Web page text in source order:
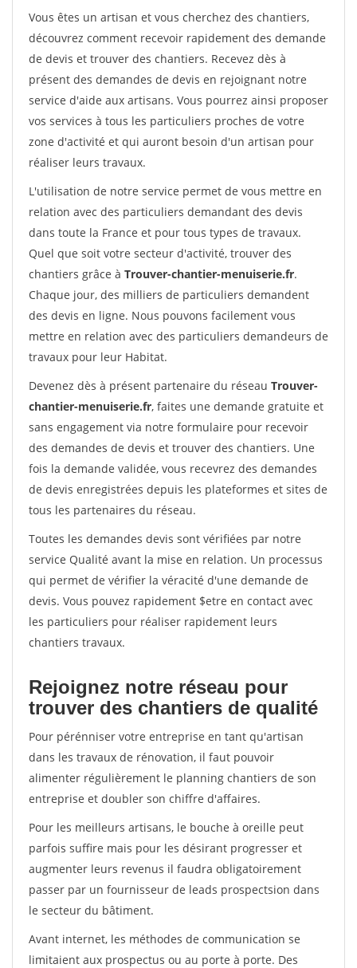
Vous êtes un artisan et vous cherchez des chantiers,
découvrez comment recevoir rapidement des demande
de devis et trouver des chantiers. Recevez dès à
présent des demandes de devis en rejoignant notre
service d'aide aux artisans. Vous pourrez ainsi proposer
vos services à tous les particuliers proches de votre
zone d'activité et qui auront besoin d'un artisan pour
réaliser leurs travaux.
L'utilisation de notre service permet de vous mettre en
relation avec des particuliers demandant des devis
dans toute la France et pour tous types de travaux.
Quel que soit votre secteur d'activité, trouver des
chantiers grâce à Trouver-chantier-menuiserie.fr.
Chaque jour, des milliers de particuliers demandent
des devis en ligne. Nous pouvons facilement vous
mettre en relation avec des particuliers demandeurs de
travaux pour leur Habitat.
Devenez dès à présent partenaire du réseau Trouver-
chantier-menuiserie.fr, faites une demande gratuite et
sans engagement via notre formulaire pour recevoir
des demandes de devis et trouver des chantiers. Une
fois la demande validée, vous recevrez des demandes
de devis enregistrées depuis les plateformes et sites de
tous les partenaires du réseau.
Toutes les demandes devis sont vérifiées par notre
service Qualité avant la mise en relation. Un processus
qui permet de vérifier la véracité d'une demande de
devis. Vous pouvez rapidement $etre en contact avec
les particuliers pour réaliser rapidement leurs
chantiers travaux.
Rejoignez notre réseau pour
trouver des chantiers de qualité
Pour pérénniser votre entreprise en tant qu'artisan
dans les travaux de rénovation, il faut pouvoir
alimenter régulièrement le planning chantiers de son
entreprise et doubler son chiffre d'affaires.
Pour les meilleurs artisans, le bouche à oreille peut
parfois suffire mais pour les désirant progresser et
augmenter leurs revenus il faudra obligatoirement
passer par un fournisseur de leads prospectsion dans
le secteur du bâtiment.
Avant internet, les méthodes de communication se
limitaient aux prospectus ou au porte à porte. Des